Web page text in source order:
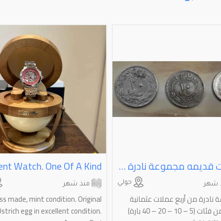
عملات قديمه مجموعة نادرة من أربع عملات عثمانية أصلية، من فئات (⁦⁦5⁩⁩ – ⁦⁦10⁩⁩ – ⁦⁦20⁩⁩ – ⁦⁦40⁩⁩ بارة) حالة ممتازة،
حولي شهر
من أربع عملات عثمانية
أصلية، من فئات (5 – 10 – 20 – 40 بارة)
منذ شهر
made, mint condition. Original
egg in excellent condition.